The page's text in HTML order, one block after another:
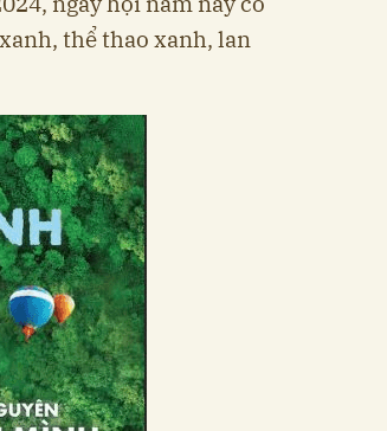
thể thao xanh, lan